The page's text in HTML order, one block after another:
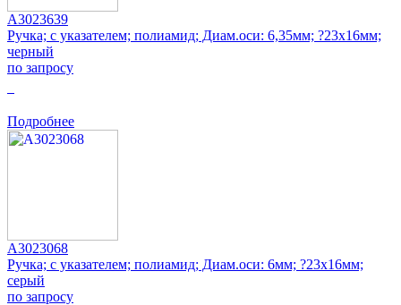
A3023639
Ручка; с указателем; полиамид; Диам.оси: 6,35мм; ?23x16мм;
черный
по запросу
Подробнее
A3023068
Ручка; с указателем; полиамид; Диам.оси: 6мм; ?23x16мм;
серый
по запросу